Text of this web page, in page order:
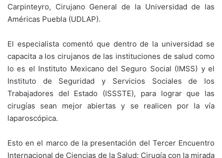
Carpinteyro, Cirujano General de la Universidad de las
Américas Puebla (UDLAP).
El especialista comentó que dentro de la universidad se
capacita a los cirujanos de las instituciones de salud como
lo es el Instituto Mexicano del Seguro Social (IMSS) y el
Instituto de Seguridad y Servicios Sociales de los
Trabajadores del Estado (ISSSTE), para lograr que las
cirugías sean mejor abiertas y se realicen por la vía
laparoscópica.
Esto en el marco de la presentación del Tercer Encuentro
Internacional de Ciencias de la Salud: Cirugía con la mirada